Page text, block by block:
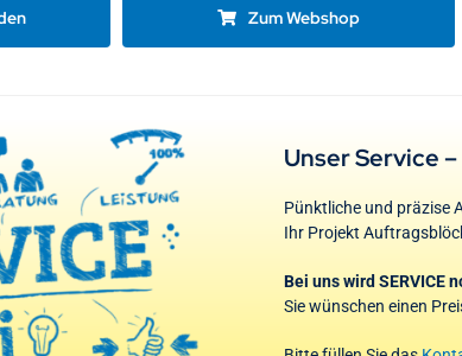
Zum Webshop
Unser Service
Pünktliche und präzise
Ihr Projekt
Bei uns wird SERVICE
Sie wünschen einen